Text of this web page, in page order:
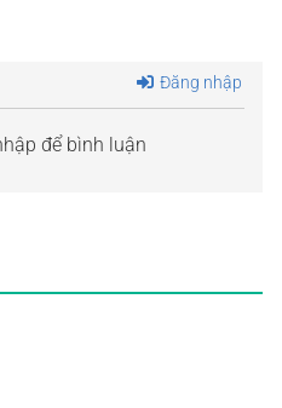
Đăng nhập
để bình luận